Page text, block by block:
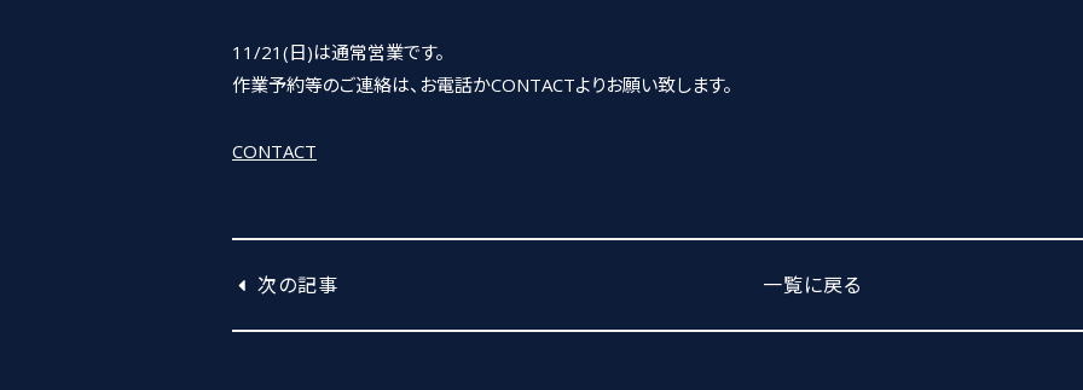
11/21(日)は通常営業です。
作業予約等のご連絡は、お電話かCONTACTよりお願い致します。
CONTACT
次の記事 一覧に戻る